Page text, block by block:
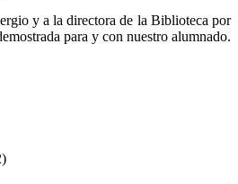
y a la directora de la Biblioteca por
para y con nuestro alumnado.